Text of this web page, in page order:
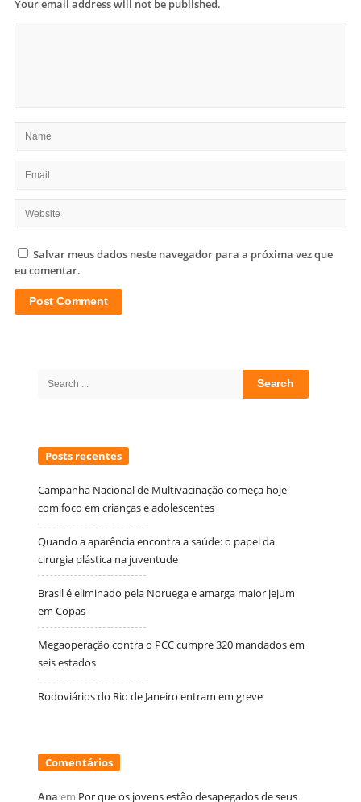
Your email address will not be published.
Salvar meus dados neste navegador para a próxima vez que
eu comentar.
Search
Posts recentes
Campanha Nacional de Multivacinação começa hoje
com foco em crianças e adolescentes
Quando a aparência encontra a saúde: o papel da
cirurgia plástica na juventude
Brasil é eliminado pela Noruega e amarga maior jejum
em Copas
Megaoperação contra o PCC cumpre 320 mandados em
seis estados
Rodoviários do Rio de Janeiro entram em greve
Comentários
Ana em Por que os jovens estão desapegados de seus